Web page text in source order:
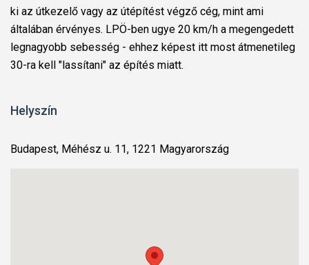
ki az útkezelő vagy az útépítést végző cég, mint ami
általában érvényes. LPÖ-ben ugye 20 km/h a megengedett
legnagyobb sebesség - ehhez képest itt most átmenetileg
30-ra kell "lassítani" az építés miatt.
Helyszín
Budapest, Méhész u. 11, 1221 Magyarország